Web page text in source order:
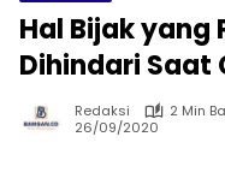
Hal Bijak yang
Dihindari Saat
Redaksi
2 Min
26/09/2020